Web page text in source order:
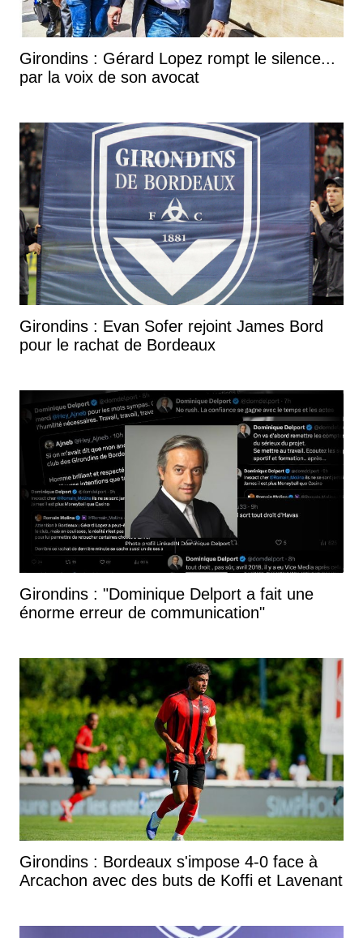
Girondins : Gérard Lopez rompt le silence...
par la voix de son avocat
Girondins : Evan Sofer rejoint James Bord
pour le rachat de Bordeaux
Girondins : "Dominique Delport a fait une
énorme erreur de communication"
Girondins : Bordeaux s'impose 4-0 face à
Arcachon avec des buts de Koffi et Lavenant